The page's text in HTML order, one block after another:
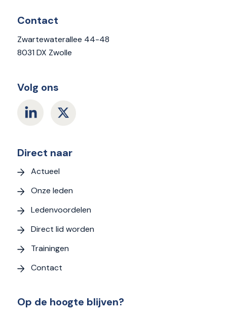
Contact
Zwartewaterallee 44-48
8031 DX Zwolle
Volg ons
Direct naar
Actueel
Onze leden
Ledenvoordelen
Direct lid worden
Trainingen
Contact
Op de hoogte blijven?